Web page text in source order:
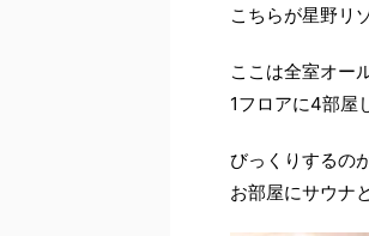
こちらが星野リ
ここは全室オー
1フロアに4部屋
びっくりするの
お部屋にサウナ